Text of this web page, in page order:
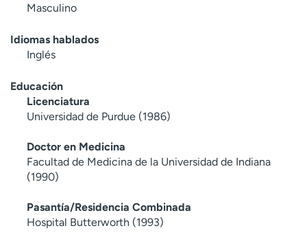
Masculino
Idiomas hablados
Inglés
Educación
Licenciatura
Universidad de Purdue (1986)
Doctor en Medicina
Facultad de Medicina de la Universidad de Indiana
(1990)
Pasantía/Residencia Combinada
Hospital Butterworth (1993)